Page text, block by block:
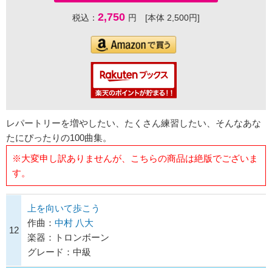
税込： 2,750 円 [本体 2,500円]
レパートリーを増やしたい、たくさん練習したい、そんなあな
たにぴったりの100曲集。
※大変申し訳ありませんが、こちらの商品は絶版でございま
す。
12
上を向いて歩こう
作曲： 中村 八大
楽器：トロンボーン
グレード：中級